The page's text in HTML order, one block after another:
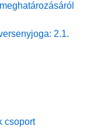
2.1.
csoport